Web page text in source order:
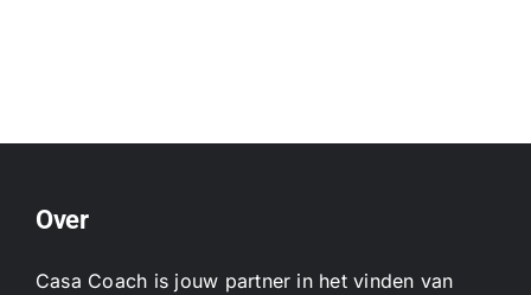
Over
Casa Coach is jouw partner in het vinden van